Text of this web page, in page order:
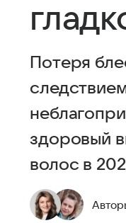
Потеря
здоровый
волос в